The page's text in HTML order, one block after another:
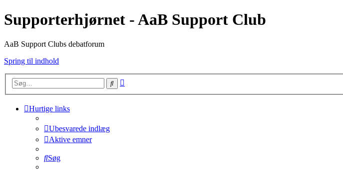
Supporterhjørnet - AaB Support Club
AaB Support Clubs debatforum
Spring til indhold
Søg
Hurtige links
Ubesvarede indlæg
Aktive emner
Søg